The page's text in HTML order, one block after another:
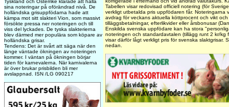
Tyskland och Österrike klarade att hålla
sina noteringar på oförändrad nivå. De
holländska grisuppfödarna hade att
kämpa mot sitt slakteri Vion, som massivt
försökte pressa ner noteringen och till
viss del lyckades. De tyska slakterierna
blev därmed mer populära som köpare av
holländska grisar.
Tendens: Det är svårt att säga när den
länge väntade ökningen av noteringen
kommer. I väntan på ökningen börjar
tiden för karnevalerna. När karnivalerna
är över brukar prisbilden bli mer
avslappnad. ISN /LG 090217
Tabellen visar redovisad officiell notering (för
verkligt utbetalda pris uppfödaren får. Noteringarna
avdrag för veckans aktuella köttprocent och vikt
tilläggsbetalningar, efterlikvider eller årsbonusar
Enskilda svenska uppfödare kan ha stora
noteringen och standardavtalen (tillägg runt 2 kr/kg
visar därför lågt verkligt pris för svenska slaktgrisar.
nedan.